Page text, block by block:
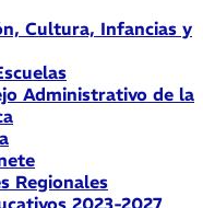
Cultura, Infancias y
Administrativo de la
Regionales
2023-2027